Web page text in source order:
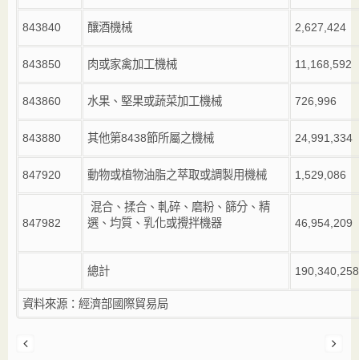
843840 釀酒機械 2,627,424
843850 肉或家禽加工機械 11,168,592
843860 水果、堅果或蔬菜加工機械 726,996
843880 其他第8438節所屬之機械 24,991,334
847920 動物或植物油脂之萃取或調製用機械 1,529,086
847982
混合、揉合、軋碎、磨粉、篩分、精
選、均質、乳化或攪拌機器
46,954,209
總計 190,340,258
資料來源：經濟部國際貿易局